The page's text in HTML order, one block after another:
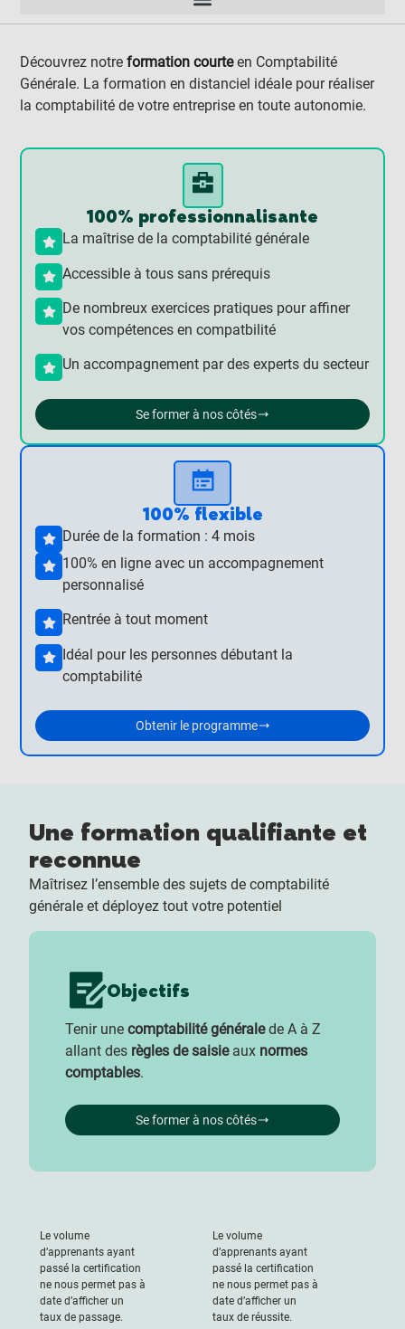
Découvrez notreformation courteen Comptabilité
Générale. La formation en distanciel idéale pour réaliser
la comptabilité de votre entreprise en toute autonomie.
100% professionnalisante
La maîtrise de la comptabilité générale
Accessible à tous sans prérequis
De nombreux exercices pratiques pour affiner
vos compétences en compatbilité
Un accompagnement par des experts du secteur
Se former à nos côtés
100% flexible
Durée de la formation : 4 mois
100% en ligne avec un accompagnement
personnalisé
Rentrée à tout moment
Idéal pour les personnes débutant la
comptabilité
Obtenir le programme
Une formation qualifiante et
reconnue
Maîtrisez l’ensemble des sujets de comptabilité
générale et déployez tout votre potentiel
Objectifs
Tenir unecomptabilité généralede A à Z
allant des règles de saisieaux normes
comptables.
Se former à nos côtés
Le volume
d’apprenants ayant
passé la certification
ne nous permet pas à
date d’afficher un
taux de passage.
Le volume
d’apprenants ayant
passé la certification
ne nous permet pas à
date d’afficher un
taux de réussite.